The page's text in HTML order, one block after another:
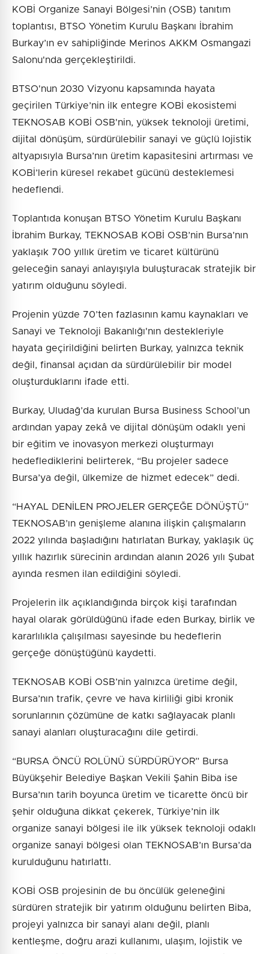
KOBİ Organize Sanayi Bölgesi’nin (OSB) tanıtım
toplantısı, BTSO Yönetim Kurulu Başkanı İbrahim
Burkay’ın ev sahipliğinde Merinos AKKM Osmangazi
Salonu'nda gerçekleştirildi.
BTSO'nun 2030 Vizyonu kapsamında hayata
geçirilen Türkiye’nin ilk entegre KOBİ ekosistemi
TEKNOSAB KOBİ OSB'nin, yüksek teknoloji üretimi,
dijital dönüşüm, sürdürülebilir sanayi ve güçlü lojistik
altyapısıyla Bursa’nın üretim kapasitesini artırması ve
KOBİ’lerin küresel rekabet gücünü desteklemesi
hedeflendi.
Toplantıda konuşan BTSO Yönetim Kurulu Başkanı
İbrahim Burkay, TEKNOSAB KOBİ OSB’nin Bursa’nın
yaklaşık 700 yıllık üretim ve ticaret kültürünü
geleceğin sanayi anlayışıyla buluşturacak stratejik bir
yatırım olduğunu söyledi.
Projenin yüzde 70’ten fazlasının kamu kaynakları ve
Sanayi ve Teknoloji Bakanlığı'nın destekleriyle
hayata geçirildiğini belirten Burkay, yalnızca teknik
değil, finansal açıdan da sürdürülebilir bir model
oluşturduklarını ifade etti.
Burkay, Uludağ’da kurulan Bursa Business School’un
ardından yapay zekâ ve dijital dönüşüm odaklı yeni
bir eğitim ve inovasyon merkezi oluşturmayı
hedeflediklerini belirterek, “Bu projeler sadece
Bursa’ya değil, ülkemize de hizmet edecek” dedi.
“HAYAL DENİLEN PROJELER GERÇEĞE DÖNÜŞTÜ”
TEKNOSAB’ın genişleme alanına ilişkin çalışmaların
2022 yılında başladığını hatırlatan Burkay, yaklaşık üç
yıllık hazırlık sürecinin ardından alanın 2026 yılı Şubat
ayında resmen ilan edildiğini söyledi.
Projelerin ilk açıklandığında birçok kişi tarafından
hayal olarak görüldüğünü ifade eden Burkay, birlik ve
kararlılıkla çalışılması sayesinde bu hedeflerin
gerçeğe dönüştüğünü kaydetti.
TEKNOSAB KOBİ OSB’nin yalnızca üretime değil,
Bursa’nın trafik, çevre ve hava kirliliği gibi kronik
sorunlarının çözümüne de katkı sağlayacak planlı
sanayi alanları oluşturacağını dile getirdi.
“BURSA ÖNCÜ ROLÜNÜ SÜRDÜRÜYOR” Bursa
Büyükşehir Belediye Başkan Vekili Şahin Biba ise
Bursa’nın tarih boyunca üretim ve ticarette öncü bir
şehir olduğuna dikkat çekerek, Türkiye’nin ilk
organize sanayi bölgesi ile ilk yüksek teknoloji odaklı
organize sanayi bölgesi olan TEKNOSAB’ın Bursa’da
kurulduğunu hatırlattı.
KOBİ OSB projesinin de bu öncülük geleneğini
sürdüren stratejik bir yatırım olduğunu belirten Biba,
projeyi yalnızca bir sanayi alanı değil, planlı
kentleşme, doğru arazi kullanımı, ulaşım, lojistik ve